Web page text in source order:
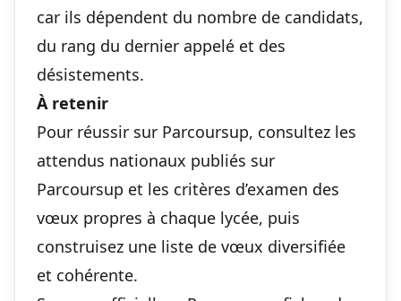
car ils dépendent du nombre de candidats,
du rang du dernier appelé et des
désistements.
À retenir
Pour réussir sur Parcoursup, consultez les
attendus nationaux publiés sur
Parcoursup et les critères d’examen des
vœux propres à chaque lycée, puis
construisez une liste de vœux diversifiée
et cohérente.